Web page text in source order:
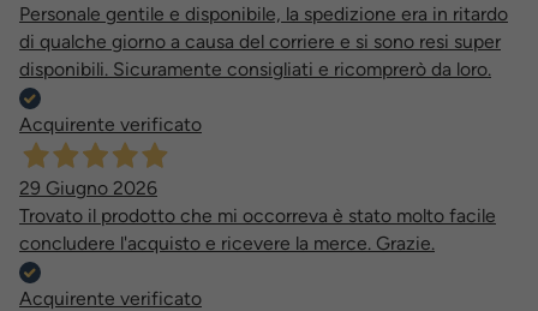
Personale gentile e disponibile, la spedizione era in ritardo
di qualche giorno a causa del corriere e si sono resi super
disponibili. Sicuramente consigliati e ricomprerò da loro.
Acquirente verificato
29 Giugno 2026
Trovato il prodotto che mi occorreva è stato molto facile
concludere l'acquisto e ricevere la merce. Grazie.
Acquirente verificato